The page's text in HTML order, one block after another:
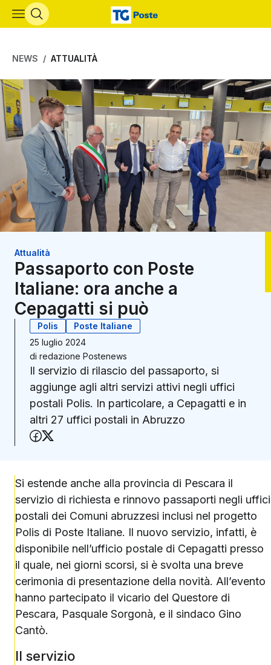
Vai al contenuto principale
NEWS ATTUALITÀ
Attualità
Passaporto con Poste
Italiane: ora anche a
Cepagatti si può
Polis
Poste Italiane
25 luglio 2024
di redazione Postenews
Il servizio di rilascio del passaporto, si
aggiunge agli altri servizi attivi negli uffici
postali Polis. In particolare, a Cepagatti e in
altri 27 uffici postali in Abruzzo
Condividi su Facebook
Si estende anche alla provincia di Pescara il
servizio di richiesta e rinnovo passaporti negli uffici
postali dei Comuni abruzzesi inclusi nel progetto
Polis di Poste Italiane. Il nuovo servizio, infatti, è
disponibile nell’ufficio postale di Cepagatti presso
il quale, nei giorni scorsi, si è svolta una breve
cerimonia di presentazione della novità. All’evento
hanno partecipato il vicario del Questore di
Pescara, Pasquale Sorgonà, e il sindaco Gino
Cantò.
Il servizio